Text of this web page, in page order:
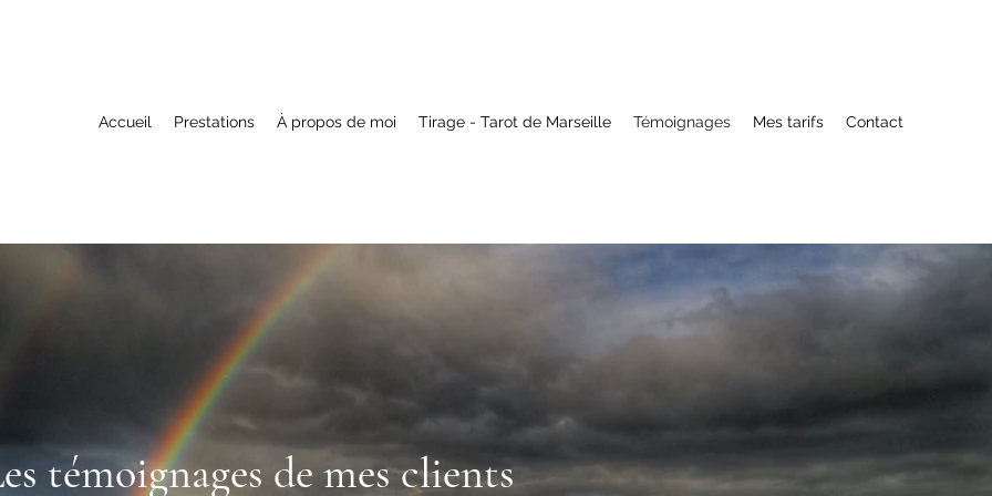
Accueil Prestations À propos de moi Tirage - Tarot de Marseille Témoignages Mes tarifs Contact
témoignages de mes clients